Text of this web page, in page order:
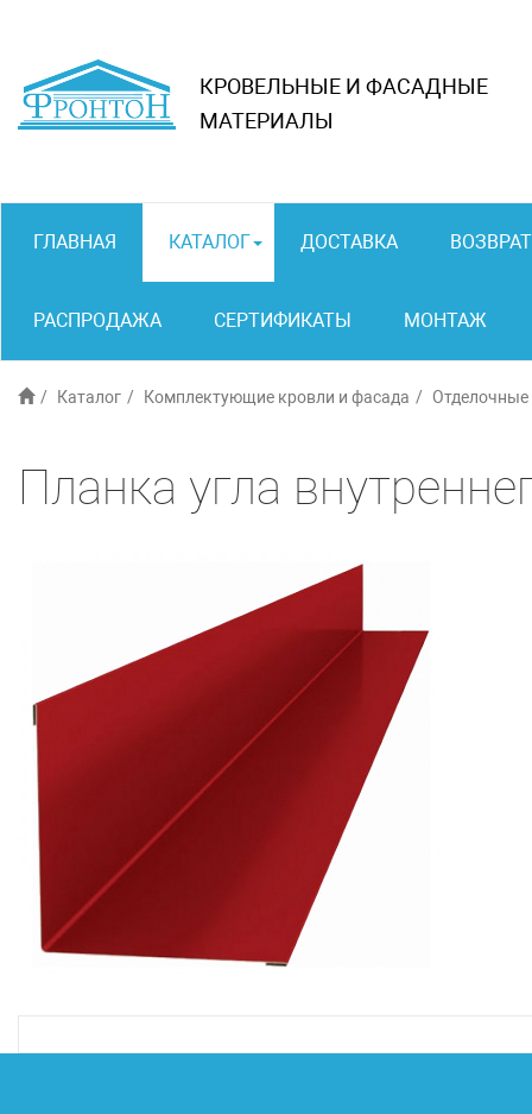
КРОВЕЛЬНЫЕ И ФАСАДНЫЕ
МАТЕРИАЛЫ
ГЛАВНАЯ КАТАЛОГ ДОСТАВКА ВОЗВРАТ
РАСПРОДАЖА СЕРТИФИКАТЫ МОНТАЖ
Каталог Комплектующие кровли и фасада
Планка угла